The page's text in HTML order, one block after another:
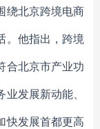
绕北京跨境电商
。他指出，跨境
合北京市产业功
发展新动能、
快发展首都更高